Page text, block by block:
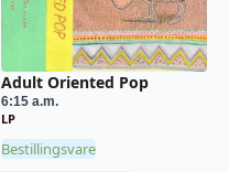
Adult Oriented Pop
6:15 a.m.
LP
Bestillingsvare